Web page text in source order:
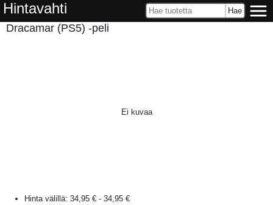
Hintavahti
Dracamar (PS5) -peli
Ei kuvaa
Hinta välillä: 34,95 € - 34,95 €